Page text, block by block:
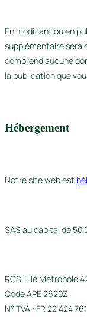
En modifiant ou en
supplémentaire sera
comprend aucune
la publication que
Hébergement
Notre site web est
SAS au capital de 50
RCS Lille Métropole
Code APE 2620Z
N° TVA : FR 22 424